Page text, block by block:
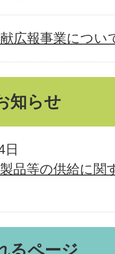
広報事業につい
知らせ
日
品等の供給に関
るページ